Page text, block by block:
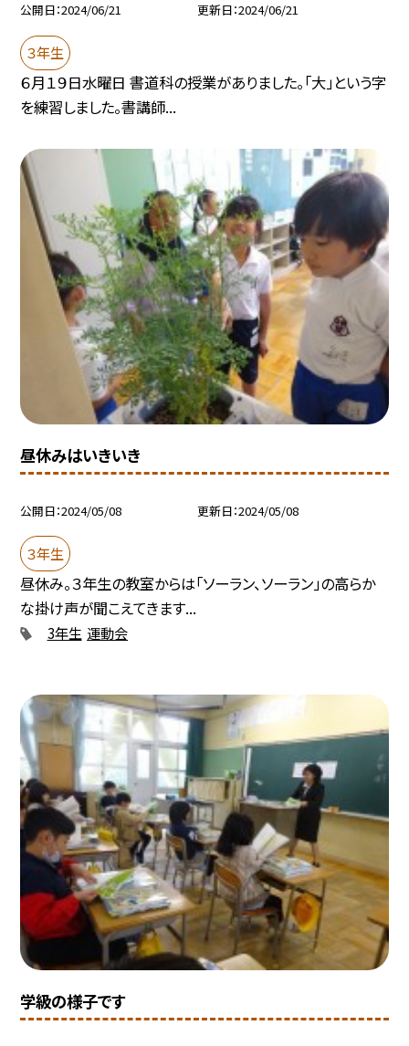
公開日 2024/06/21 更新日 2024/06/21
３年生
６月１９日水曜日 書道科の授業がありました。「大」という字
を練習しました。書講師...
昼休みはいきいき
公開日 2024/05/08 更新日 2024/05/08
３年生
昼休み。３年生の教室からは「ソーラン、ソーラン」の高らか
な掛け声が聞こえてきます...
3年生 運動会
学級の様子です